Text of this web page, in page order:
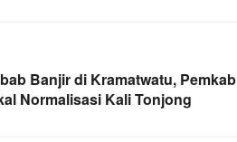
Banjir di Kramatwatu, Pemkab
Normalisasi Kali Tonjong